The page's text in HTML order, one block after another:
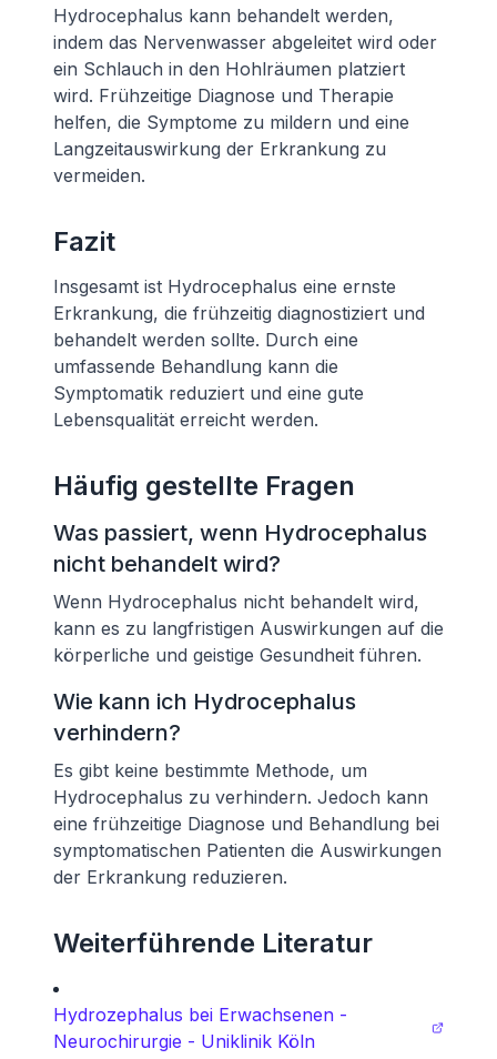
Hydrocephalus kann behandelt werden,
indem das Nervenwasser abgeleitet wird oder
ein Schlauch in den Hohlräumen platziert
wird. Frühzeitige Diagnose und Therapie
helfen, die Symptome zu mildern und eine
Langzeitauswirkung der Erkrankung zu
vermeiden.
Fazit
Insgesamt ist Hydrocephalus eine ernste
Erkrankung, die frühzeitig diagnostiziert und
behandelt werden sollte. Durch eine
umfassende Behandlung kann die
Symptomatik reduziert und eine gute
Lebensqualität erreicht werden.
Häufig gestellte Fragen
Was passiert, wenn Hydrocephalus
nicht behandelt wird?
Wenn Hydrocephalus nicht behandelt wird,
kann es zu langfristigen Auswirkungen auf die
körperliche und geistige Gesundheit führen.
Wie kann ich Hydrocephalus
verhindern?
Es gibt keine bestimmte Methode, um
Hydrocephalus zu verhindern. Jedoch kann
eine frühzeitige Diagnose und Behandlung bei
symptomatischen Patienten die Auswirkungen
der Erkrankung reduzieren.
Weiterführende Literatur
Hydrozephalus bei Erwachsenen -
Neurochirurgie - Uniklinik Köln